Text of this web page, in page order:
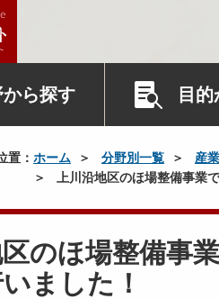
ら探す 目
置： ホーム 分野別一覧
産
上川沿地区のほ場整備事業
のほ場整備事
ました！